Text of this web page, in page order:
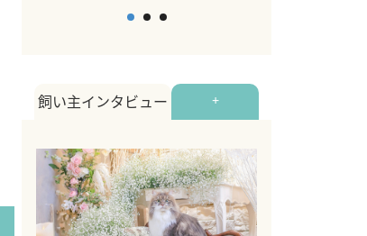
飼い主インタビュー +